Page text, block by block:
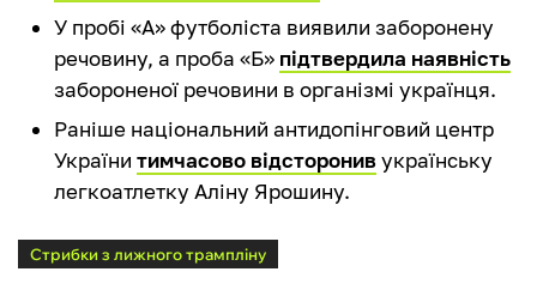
У пробі «А» футболіста виявили заборонену
речовину, а проба «Б» підтвердила наявність
забороненої речовини в організмі українця.
Раніше національний антидопінговий центр
України тимчасово відсторонивукраїнську
легкоатлетку Аліну Ярошину.
Стрибки з лижного трампліну